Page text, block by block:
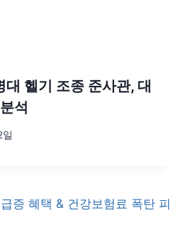
헬기 조종 준사관, 대
석